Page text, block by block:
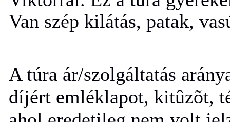
Van szép kilátás, patak,
A túra ár/szolgáltatás
díjért emléklapot, kitûzõt,